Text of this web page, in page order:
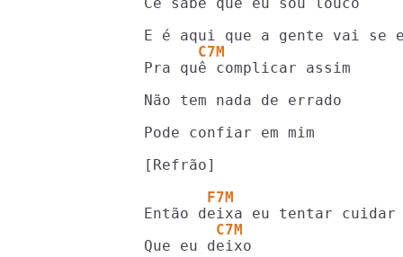
Cê sabe que eu sou louco
      C7M
Pra quê complicar assim
Não tem nada de errado
Pode confiar em mim
[Refrão]
       F7M
        C7M
Que eu deixo